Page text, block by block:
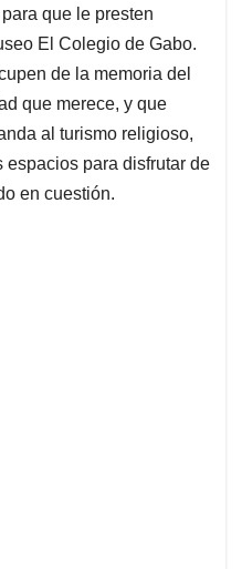
que le presten
El Colegio de Gabo.
de la memoria del
que merece, y que
al turismo religioso,
para disfrutar de
en cuestión.